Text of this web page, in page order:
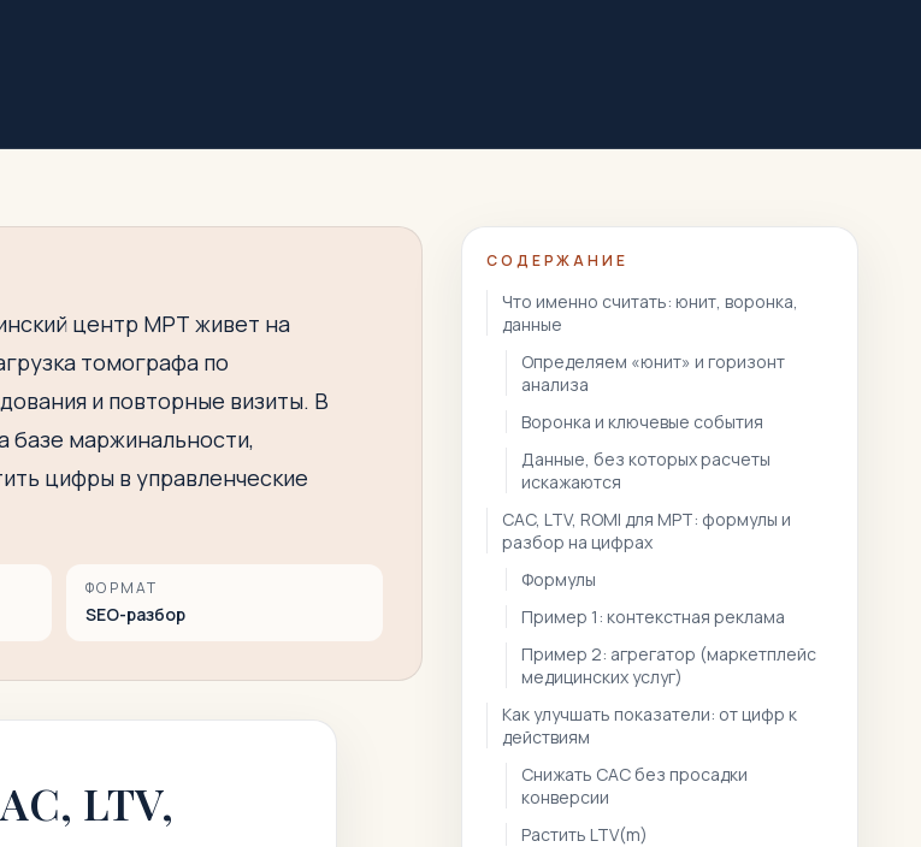
центр МРТ живет на
томографа по
и повторные визиты. В
базе маржинальности,
цифры в управленческие
ФОРМАТ
SEO-разбор
LTV,
СОДЕРЖАНИЕ
Что именно считать: юнит, воронка,
данные
Определяем «юнит» и горизонт
анализа
Воронка и ключевые события
Данные, без которых расчеты
искажаются
CAC, LTV, ROMI для МРТ: формулы и
разбор на цифрах
Формулы
Пример 1: контекстная реклама
Пример 2: агрегатор (маркетплейс
медицинских услуг)
Как улучшать показатели: от цифр к
действиям
Снижать CAC без просадки
конверсии
Растить LTV(m)